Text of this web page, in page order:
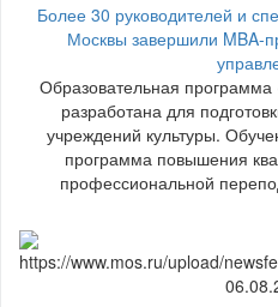
Более 30 руководителей и
Москвы завершили MBA-
Образовательная
разработана для
учреждений культуры.
программа повышения
профессиональной